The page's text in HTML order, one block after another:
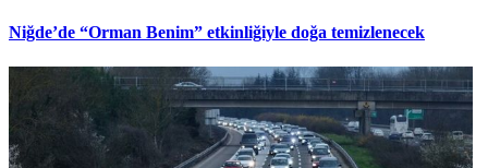
Niğde’de “Orman Benim” etkinliğiyle doğa temizlenecek